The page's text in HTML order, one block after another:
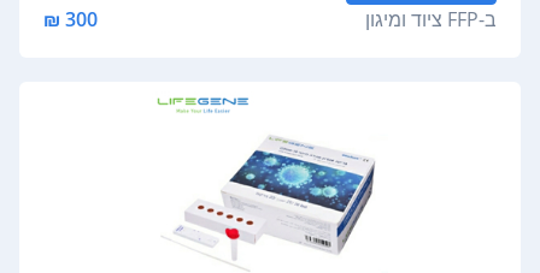
ב-FFP ציוד ומיגון 300 ₪